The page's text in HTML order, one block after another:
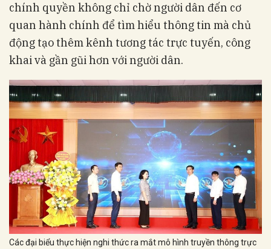
chính quyền không chỉ chờ người dân đến cơ
quan hành chính để tìm hiểu thông tin mà chủ
động tạo thêm kênh tương tác trực tuyến, công
khai và gần gũi hơn với người dân.
Các đại biểu thực hiện nghi thức ra mắt mô hình truyền thông trực